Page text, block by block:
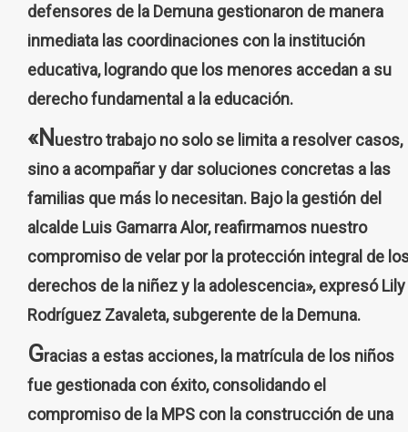
defensores de la Demuna gestionaron de manera
inmediata las coordinaciones con la institución
educativa, logrando que los menores accedan a su
derecho fundamental a la educación.
«N uestro trabajo no solo se limita a resolver casos,
sino a acompañar y dar soluciones concretas a las
familias que más lo necesitan. Bajo la gestión del
alcalde Luis Gamarra Alor, reafirmamos nuestro
compromiso de velar por la protección integral de
derechos de la niñez y la adolescencia», expresó Lily
Rodríguez Zavaleta, subgerente de la Demuna.
Gracias a estas acciones, la matrícula de los niños
fue gestionada con éxito, consolidando el
compromiso de la MPS con la construcción de una